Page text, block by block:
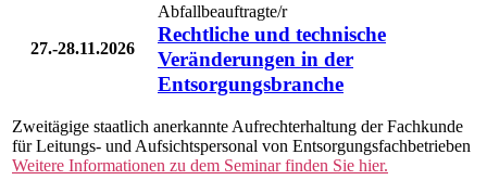
27.-28.11.2026
Abfallbeauftragte/r
Rechtliche und technische
Veränderungen in der
Entsorgungsbranche
Zweitägige staatlich anerkannte Aufrechterhaltung der Fachkunde
für Leitungs- und Aufsichtspersonal von Entsorgungsfachbetrieben
Weitere Informationen zu dem Seminar finden Sie hier.